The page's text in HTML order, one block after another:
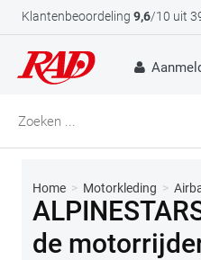
Klantenbeoordeling 9,6/10 uit
Home > Motorkleding >
de